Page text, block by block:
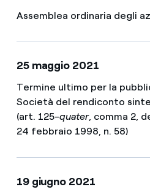
Assemblea ordinaria degli
25 maggio 2021
Termine ultimo per la
Società del rendiconto
(art. 125-quater, comma 2,
24 febbraio 1998, n. 58)
19 giugno 2021